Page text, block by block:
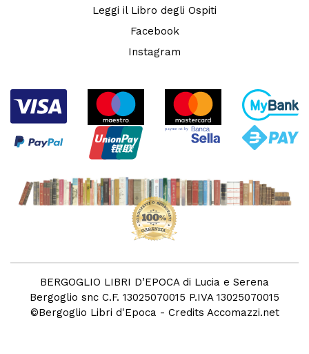
Leggi il Libro degli Ospiti
Facebook
Instagram
BERGOGLIO LIBRI D’EPOCA di Lucia e Serena
Bergoglio snc C.F. 13025070015 P.IVA 13025070015
©Bergoglio Libri d'Epoca - Credits Accomazzi.net